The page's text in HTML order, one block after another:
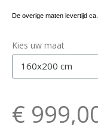
De overige maten levertijd
Kies uw maat
€